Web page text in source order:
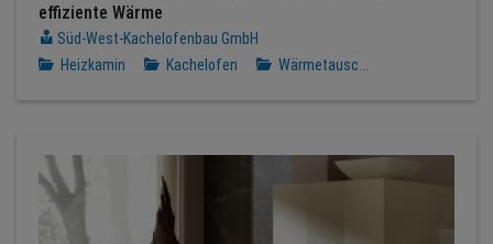
effiziente Wärme
Süd-West-Kachelofenbau GmbH
Heizkamin
Kachelofen Wärmetausc...